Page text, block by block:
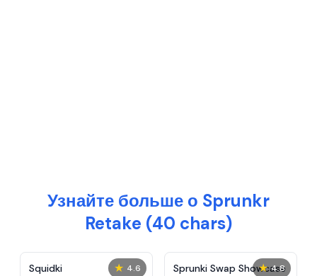
Узнайте больше о Sprunkr
Retake (40 chars)
★ 4.6
Squidki ★ 4.8
Sprunki Swap Showcase